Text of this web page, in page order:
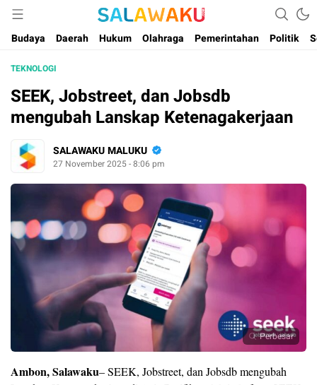
Salawaku Maluku
Salam dan Warta Anak Maluku
Budaya
Daerah Hukum Olahraga Pemerintahan Politik
TEKNOLOGI
SEEK, Jobstreet, dan Jobsdb
mengubah Lanskap Ketenagakerjaan
SALAWAKU MALUKU
27 November 2025 - 8:06 pm
Perbesar
Ambon, Salawaku– SEEK, Jobstreet, dan Jobsdb mengubah